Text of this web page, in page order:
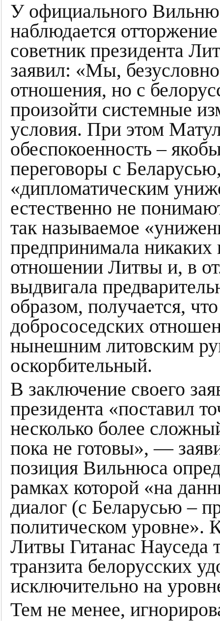
У официального
наблюдается
советник президента
заявил: «Мы,
отношения, но с
произойти системные
условия. При этом
обеспокоенность –
переговоры с
«дипломатическим
естественно не
так называемое
предпринимала
отношении Литвы и, в
выдвигала
образом, получается,
добрососедских
нынешним литовским
оскорбительный.
В заключение своего
президента «поставил
несколько более
пока не готовы», —
позиция Вильнюса
рамках которой «на
диалог (с Беларусью –
политическом уровне».
Литвы Гитанас Науседа
транзита белорусских
исключительно на
Тем не менее,